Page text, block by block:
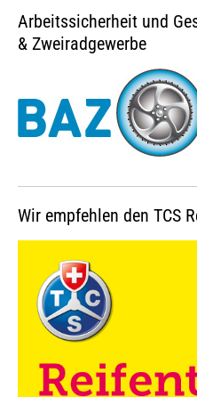
Arbeitssicherheit und
& Zweiradgewerbe
Wir empfehlen den TCS